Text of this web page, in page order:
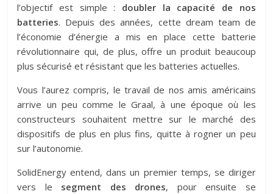
l’objectif est simple : doubler la capacité de nos
batteries. Depuis des années, cette dream team de
l’économie d’énergie a mis en place cette batterie
révolutionnaire qui, de plus, offre un produit beaucoup
plus sécurisé et résistant que les batteries actuelles.
Vous l’aurez compris, le travail de nos amis américains
arrive un peu comme le Graal, à une époque où les
constructeurs souhaitent mettre sur le marché des
dispositifs de plus en plus fins, quitte à rogner un peu
sur l’autonomie.
SolidEnergy entend, dans un premier temps, se diriger
vers le segment des drones, pour ensuite se